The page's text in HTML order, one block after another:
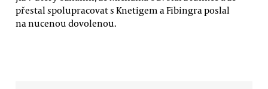
přestal spolupracovat s Knetigem a Fibingra poslal
na nucenou dovolenou.